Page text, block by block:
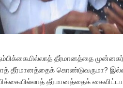
தீர்மானத்தை
தீர்மானத்தைக் கொண்டுவருமா?
தீர்மானத்தைக்